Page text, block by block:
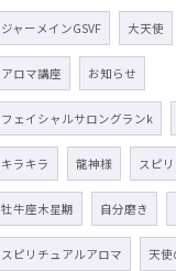
ジャーメインGSVF 大天使
アロマ講座 お知らせ
フェイシャルサロングランk
キラキラ 龍神様 スピ
牡牛座木星期 自分磨き
スピリチュアルアロマ 天使